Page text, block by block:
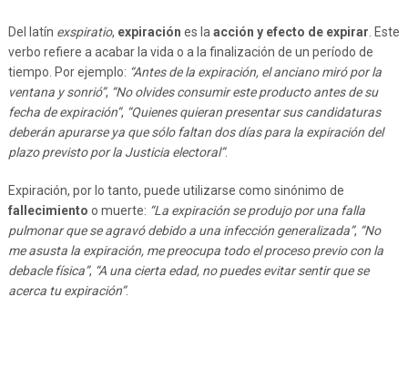
Del latín exspiratio, expiración es la acción y efecto de expirar . Este
verbo refiere a acabar la vida o a la finalización de un período de
tiempo. Por ejemplo: “Antes de la expiración, el anciano miró por la
ventana y sonrió”, “No olvides consumir este producto antes de su
fecha de expiración”, “Quienes quieran presentar sus candidaturas
deberán apurarse ya que sólo faltan dos días para la expiración del
plazo previsto por la Justicia electoral”.
Expiración, por lo tanto, puede utilizarse como sinónimo de
fallecimiento o muerte: “La expiración se produjo por una falla
pulmonar que se agravó debido a una infección generalizada”, “No
me asusta la expiración, me preocupa todo el proceso previo con la
debacle física”, “A una cierta edad, no puedes evitar sentir que se
acerca tu expiración”.